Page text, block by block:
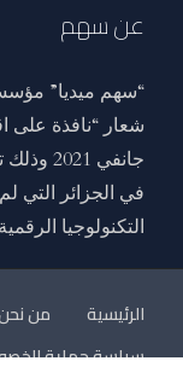
عن سهم
“سهم ميديا”
جانفي
في الجزائر التي
التكنولوجيا
الرئيسية من
سياسة حماية